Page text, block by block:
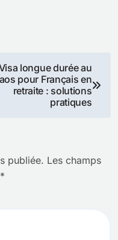
longue durée au
pour Français en
retraite : solutions
pratiques
publiée. Les champs
*